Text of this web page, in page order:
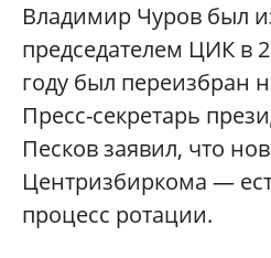
Владимир Чуров был
председателем ЦИК в
году был переизбран
Пресс-секретарь
Песков заявил, что
Центризбиркома —
процесс ротации.